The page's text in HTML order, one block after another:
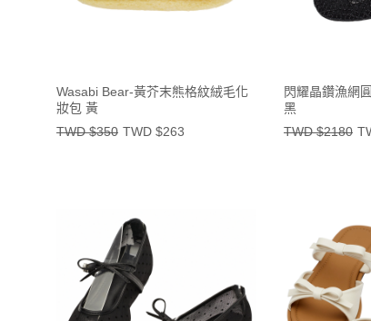
Wasabi Bear-黃芥末熊格紋絨毛化
妝包 黃
TWD $350 TWD $263
閃耀晶鑽漁網
黑
TWD $2180